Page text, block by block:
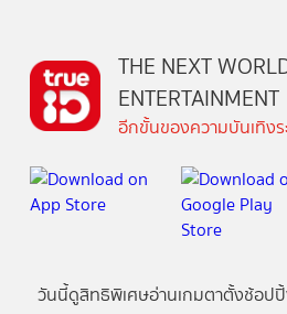
THE NEXT
ENTERTAINMENT
อีกขั้นของความบันเทิง
วันนี้ดูสิทธิพิเศษอ่านเกมตาตั้งช้อป